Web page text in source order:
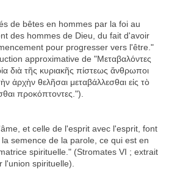
de bêtes en hommes par la foi au
des hommes de Dieu, du fait d'avoir
pour progresser vers l'être."
approximative de "Μεταβαλόντες
διὰ τῆς κυριακῆς πίστεως ἄνθρωποι
ἀρχὴν θελῆσαι μεταβάλλεσθαι εἰς τὸ
προκόπτοντες.").
et celle de l'esprit avec l'esprit, font
semence de la parole, ce qui est en
spirituelle." (Stromates VI ; extrait
l'union spirituelle).